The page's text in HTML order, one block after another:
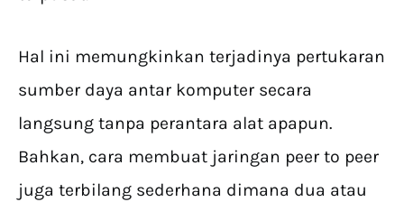
Hal ini memungkinkan terjadinya pertukaran
sumber daya antar komputer secara
langsung tanpa perantara alat apapun.
Bahkan, cara membuat jaringan peer to peer
juga terbilang sederhana dimana dua atau